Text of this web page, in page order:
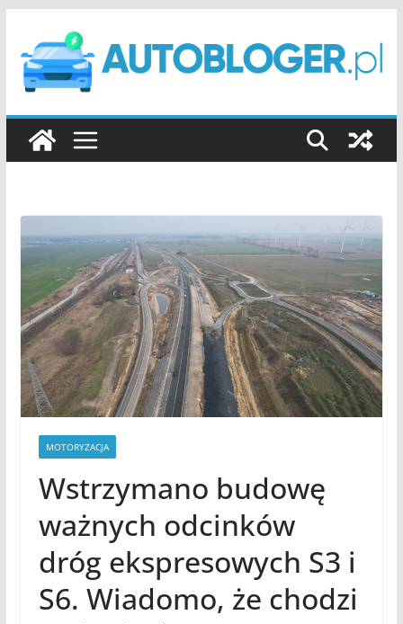
treści
MOTORYZACJA
Wstrzymano budowę
ważnych odcinków
dróg ekspresowych S3 i
S6. Wiadomo, że chodzi